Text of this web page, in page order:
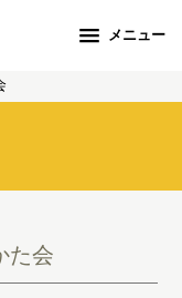
メニュー
た会